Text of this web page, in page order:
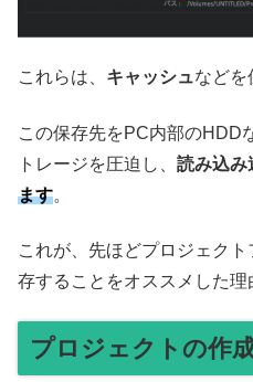
これらは、 キャッシュなどを
この保存先をPC内部のHDD
トレージを圧迫し、 読み込み
ます。
これが、先ほどプロジェク
存することをオススメした理
プロジェクトの作